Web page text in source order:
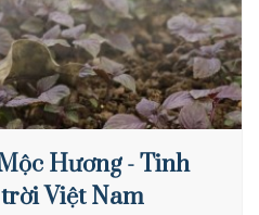
Hương - Tinh
Việt Nam